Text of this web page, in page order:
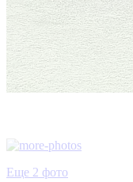
Еще 2 фото